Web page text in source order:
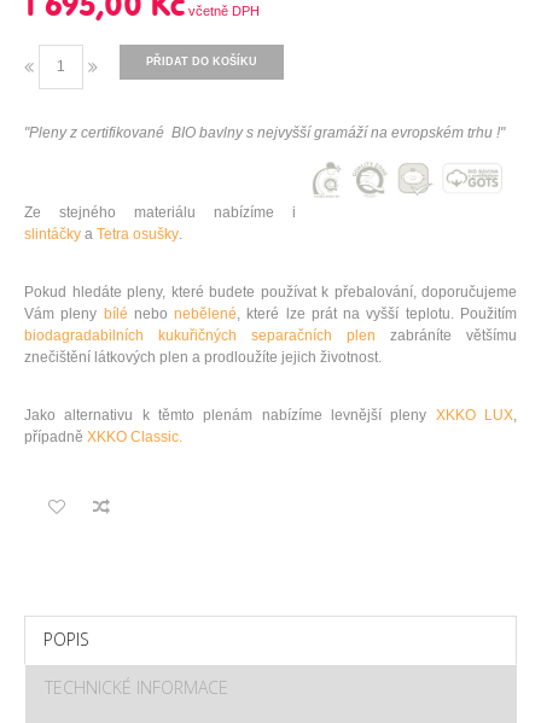
1 695,00 Kč
PŘIDAT DO KOŠÍKU
"Pleny z certifikované BIO bavlny s nejvyšší gramáží na evropském trhu !"
Ze stejného materiálu nabízíme i
slintáčky a Tetra osušky.
Pokud hledáte pleny, které budete používat k přebalování, doporučujeme
Vám pleny bílé nebonebělené, které lze prát na vyšší teplotu. Použitím
biodagradabilních kukuřičných separačních plen zabráníte většímu
znečištění látkových plen a prodloužíte jejich životnost.
Jako alternativu k těmto plenám nabízíme levnější pleny XKKO LUX,
případně XKKO Classic.
POPIS
TECHNICKÉ INFORMACE